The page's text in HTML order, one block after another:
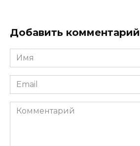
Добавить комментарий
Имя
*
Email
*
Комментарий